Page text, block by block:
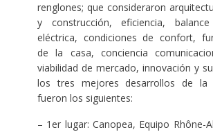
renglones; que consideraron
y construcción, eficiencia,
eléctrica, condiciones de confort,
de la casa, conciencia
viabilidad de mercado, innovación y
los tres mejores desarrollos de la
fueron los siguientes:
– 1er lugar: Canopea, Equipo Rhône-